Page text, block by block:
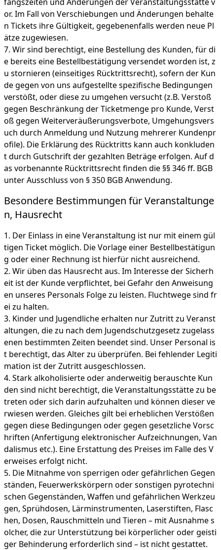
or. Im Fall von Verschiebungen und Änderungen behalte
n Tickets ihre Gültigkeit, gegebenenfalls werden neue Pl
ätze zugewiesen.
Wir sind berechtigt, eine Bestellung des Kunden, für di
e bereits eine Bestellbestätigung versendet worden ist, z
u stornieren (einseitiges Rücktrittsrecht), sofern der Kun
de gegen von uns aufgestellte spezifische Bedingungen
verstößt, oder diese zu umgehen versucht (z.B. Verstoß
gegen Beschränkung der Ticketmenge pro Kunde, Verst
oß gegen Weiterveräußerungsverbote, Umgehungsvers
uch durch Anmeldung und Nutzung mehrerer Kundenpr
ofile). Die Erklärung des Rücktritts kann auch konkluden
t durch Gutschrift der gezahlten Beträge erfolgen. Auf d
as vorbenannte Rücktrittsrecht finden die §§ 346 ff. BGB
unter Ausschluss von § 350 BGB Anwendung.
Besondere Bestimmungen für Veranstaltunge
n, Hausrecht
Der Einlass in eine Veranstaltung ist nur mit einem gül
tigen Ticket möglich. Die Vorlage einer Bestellbestätigun
g oder einer Rechnung ist hierfür nicht ausreichend.
Wir üben das Hausrecht aus. Im Interesse der Sicherh
eit ist der Kunde verpflichtet, bei Gefahr den Anweisung
en unseres Personals Folge zu leisten. Fluchtwege sind fr
ei zu halten.
Kinder und Jugendliche erhalten nur Zutritt zu Veranst
altungen, die zu nach dem Jugendschutzgesetz zugelass
enen bestimmten Zeiten beendet sind. Unser Personal is
t berechtigt, das Alter zu überprüfen. Bei fehlender Legiti
mation ist der Zutritt ausgeschlossen.
Stark alkoholisierte oder anderweitig berauschte Kun
den sind nicht berechtigt, die Veranstaltungsstätte zu be
treten oder sich darin aufzuhalten und können dieser ve
rwiesen werden. Gleiches gilt bei erheblichen Verstößen
gegen diese Bedingungen oder gegen gesetzliche Vorsc
hriften (Anfertigung elektronischer Aufzeichnungen, Van
dalismus etc.). Eine Erstattung des Preises im Falle des V
erweises erfolgt nicht.
Die Mitnahme von sperrigen oder gefährlichen Gegen
ständen, Feuerwerkskörpern oder sonstigen pyrotechni
schen Gegenständen, Waffen und gefährlichen Werkzeu
gen, Sprühdosen, Lärminstrumenten, Laserstiften, Flasc
hen, Dosen, Rauschmitteln und Tieren – mit Ausnahme s
olcher, die zur Unterstützung bei körperlicher oder geisti
ger Behinderung erforderlich sind – ist nicht gestattet.